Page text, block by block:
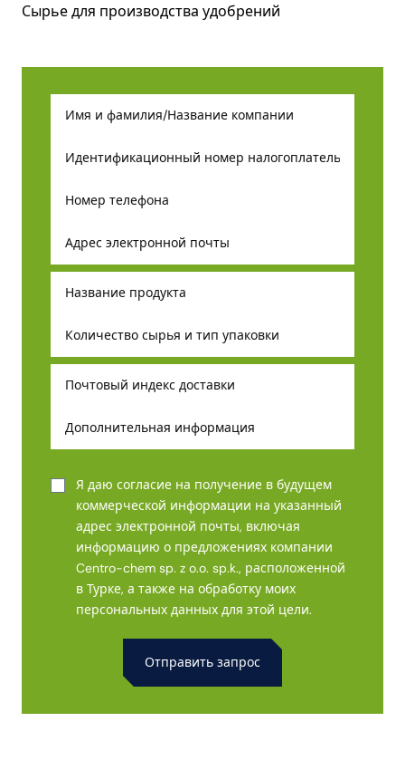
Сырье для производства удобрений
Я даю согласие на получение в будущем
коммерческой информации на указанный
адрес электронной почты, включая
информацию о предложениях компании
Centro-chem sp. z o.o. sp.k., расположенной
в Турке, а также на обработку моих
персональных данных для этой цели.